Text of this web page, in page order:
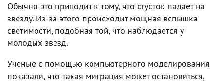
Обычно это приводит к тому, что сгусток падает на
звезду. Из-за этого происходит мощная вспышка
светимости, подобная той, что наблюдается у
молодых звезд.
Ученые с помощью компьютерного моделирования
показали, что такая миграция может остановиться,